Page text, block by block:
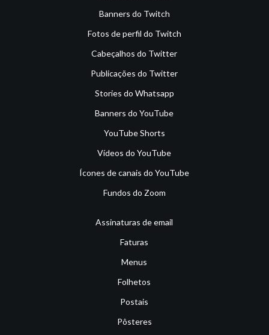
Banners do Twitch
Fotos de perfil do Twitch
Cabeçalhos do Twitter
Publicações do Twitter
Stories do Whatsapp
Banners do YouTube
YouTube Shorts
Vídeos do YouTube
Ícones de canais do YouTube
Fundos do Zoom
Assinaturas de email
Faturas
Menus
Folhetos
Postais
Pôsteres